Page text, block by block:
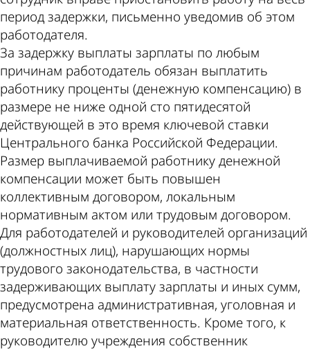
период задержки, письменно уведомив об этом
работодателя.
За задержку выплаты зарплаты по любым
причинам работодатель обязан выплатить
работнику проценты (денежную компенсацию) в
размере не ниже одной сто пятидесятой
действующей в это время ключевой ставки
Центрального банка Российской Федерации.
Размер выплачиваемой работнику денежной
компенсации может быть повышен
коллективным договором, локальным
нормативным актом или трудовым договором.
Для работодателей и руководителей организаций
(должностных лиц), нарушающих нормы
трудового законодательства, в частности
задерживающих выплату зарплаты и иных сумм,
предусмотрена административная, уголовная и
материальная ответственность. Кроме того, к
руководителю учреждения собственник